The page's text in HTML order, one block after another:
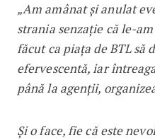
„Am amânat și anulat
strania senzație că le-
făcut ca piața de BTL să
efervescentă, iar
până la agenții,
Și o face, fie că este